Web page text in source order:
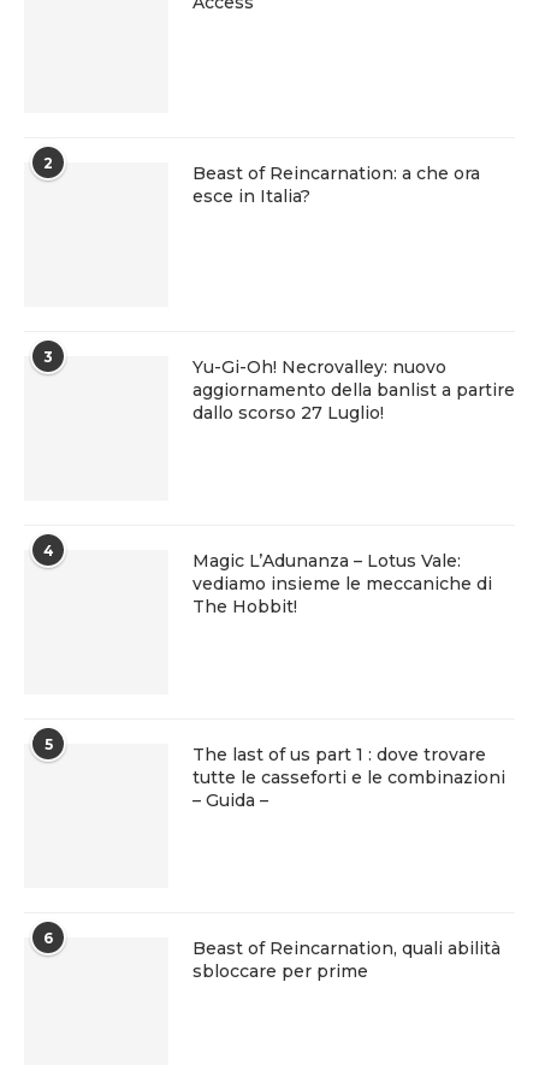
2
Beast of Reincarnation: a che ora
esce in Italia?
3
Yu-Gi-Oh! Necrovalley: nuovo
aggiornamento della banlist a partire
dallo scorso 27 Luglio!
4
Magic L’Adunanza – Lotus Vale:
vediamo insieme le meccaniche di
The Hobbit!
5
The last of us part 1 : dove trovare
tutte le casseforti e le combinazioni
– Guida –
6
Beast of Reincarnation, quali abilità
sbloccare per prime